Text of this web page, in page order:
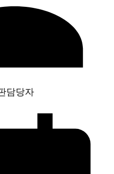
담당자